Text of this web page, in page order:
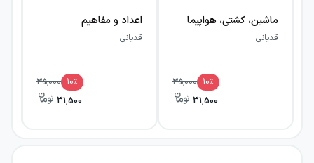
ماشین، کشتی، هواپیما
قدیانی
35,000 10٪
31,500
اعداد و مفاهیم
قدیانی
35,000 10٪
31,500